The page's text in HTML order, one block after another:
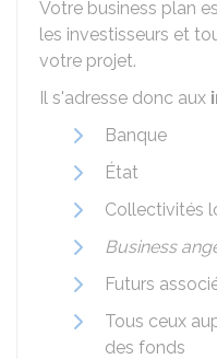
Votre business plan
les investisseurs et
votre projet.
Il s'adresse donc aux
Banque
État
Collectivités
Business
Futurs
Tous ceux
des fonds